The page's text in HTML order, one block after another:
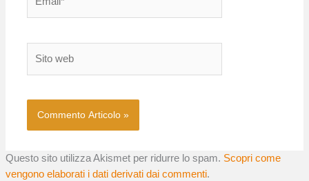
web
Questo sito utilizza Akismet per ridurre lo spam. Scopri come
vengono elaborati i dati derivati dai commenti.